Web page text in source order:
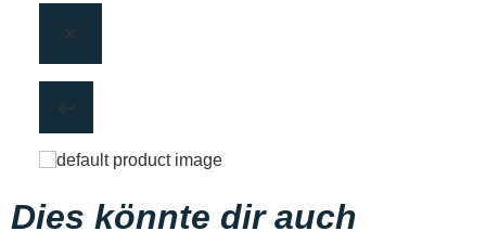
Dies könnte dir auch